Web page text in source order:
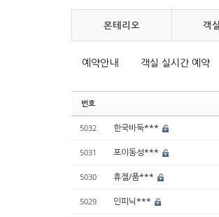
몬테리오 객
예약안내 객실 실시간 예약
번호
5032 한국바둑***
5031 포이동성***
5030 휴젤/품***
5029 인피닉***